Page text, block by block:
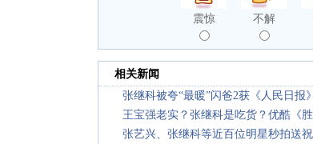
震惊 不解
相关新闻
张继科被夸“最暖”闪爸2获《人民日报
王宝强老实？张继科是吃货？优酷《
张艺兴、张继科等近百位明星秒拍送